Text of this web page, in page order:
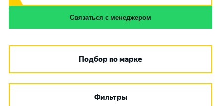
Связаться с менеджером
Подбор по марке
Фильтры